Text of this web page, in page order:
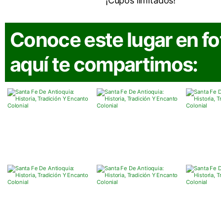
Conoce este lugar en
aquí te compartimos: